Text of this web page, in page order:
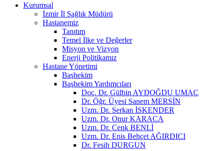
Kurumsal
İzmir İl Sağlık Müdürü
Hastanemiz
Tanıtım
Temel İlke ve Değerler
Misyon ve Vizyon
Enerji Politikamız
Hastane Yönetimi
Başhekim
Başhekim Yardımcıları
Doç. Dr. Gülbin AYDOĞDU UMAÇ
Dr. Öğr. Üyesi Sanem MERSİN
Uzm. Dr. Serkan İSKENDER
Uzm. Dr. Onur KARACA
Uzm. Dr. Cenk BENLİ
Uzm. Dr. Enis Behçet AĞIRDICI
Dr. Fesih DURGUN